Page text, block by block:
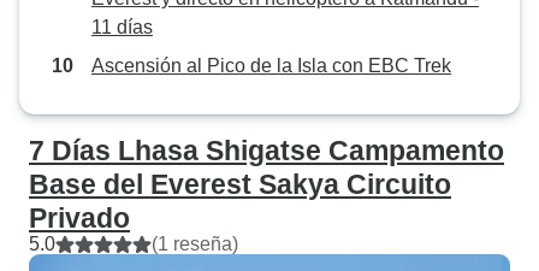
11 días
Ascensión al Pico de la Isla con EBC Trek
7 Días Lhasa Shigatse Campamento
Base del Everest Sakya Circuito
Privado
5.0 (1 reseña)